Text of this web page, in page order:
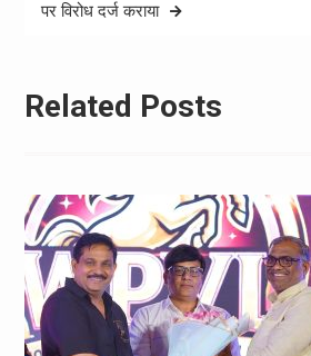
पर विरोध दर्ज कराया
Related Posts